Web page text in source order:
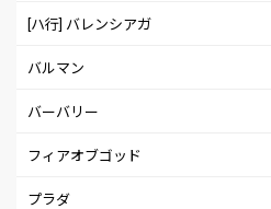
[ハ行] バレンシアガ
バルマン
バーバリー
フィアオブゴッド
プラダ